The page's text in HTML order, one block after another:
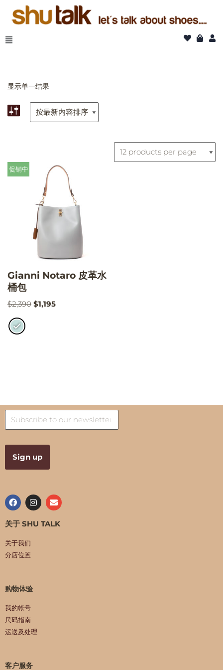
跳
至
显示单一结果
促销中
Gianni Notaro 皮革水
桶包
$2,390 $1,195
关于 SHU TALK
关于我们
分店位置
购物体验
我的帐号
尺码指南
运送及处理
客户服务